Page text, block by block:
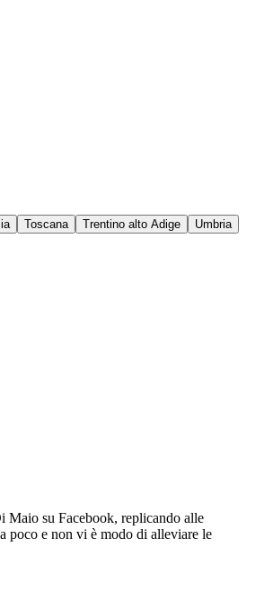
Toscana Trentino alto Adige
Umbria
Maio su Facebook, replicando alle
poco e non vi è modo di alleviare le